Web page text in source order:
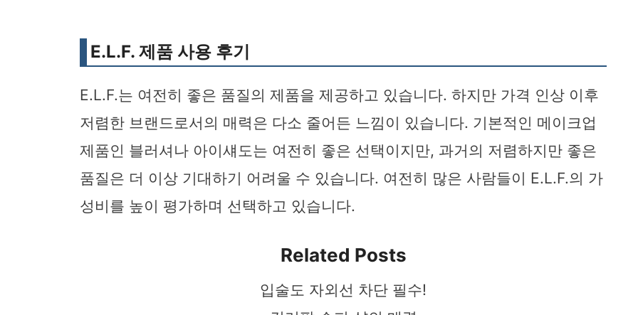
E.L.F. 제품 사용 후기
E.L.F.는 여전히 좋은 품질의 제품을 제공하고 있습니다. 하지만 가격 인상 이후
저렴한 브랜드로서의 매력은 다소 줄어든 느낌이 있습니다. 기본적인 메이크업
제품인 블러셔나 아이섀도는 여전히 좋은 선택이지만, 과거의 저렴하지만 좋은
품질은 더 이상 기대하기 어려울 수 있습니다. 여전히 많은 사람들이 E.L.F.의 가
성비를 높이 평가하며 선택하고 있습니다.
Related Posts
입술도 자외선 차단 필수!